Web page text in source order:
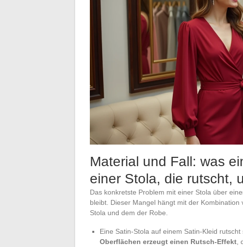
Material und Fall: was
einer Stola, die rutscht,
Das konkretste Problem mit einer Stola über
bleibt. Dieser Mangel hängt mit der
Stola und dem der Robe.
Eine Satin-Stola auf einem Satin-Kleid rutscht
Oberflächen erzeugt einen Rutsch-Effekt